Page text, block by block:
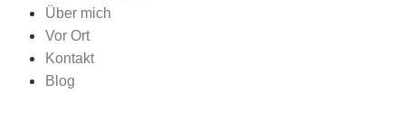
Über mich
Vor Ort
Kontakt
Blog